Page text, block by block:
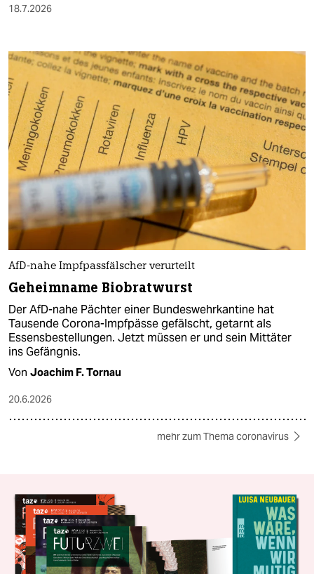
18.7.2026
AfD-nahe Impfpassfälscher verurteilt
Geheimname Biobratwurst
Der AfD-nahe Pächter einer Bundeswehrkantine hat
Tausende Corona-Impfpässe gefälscht, getarnt als
Essensbestellungen. Jetzt müssen er und sein Mittäter
ins Gefängnis.
Von Joachim F. Tornau
20.6.2026
mehr zum Thema coronavirus